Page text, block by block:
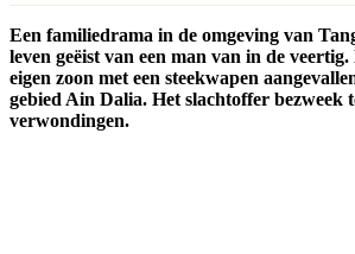
Een familiedrama in de omgeving van
leven geëist van een man van in de
eigen zoon met een steekwapen
gebied Ain Dalia. Het slachtoffer bezweek
verwondingen.